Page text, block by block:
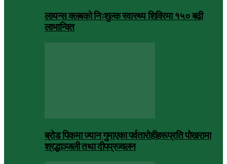
लायन्स क्लबको निःशुल्क स्वास्थ्य शिविरमा १५० बढी
लाभान्वित
ब्रोड पिकमा ज्यान गुमाएका पर्वतारोहीहरूप्रति पोखरामा
श्रद्धाञ्जली तथा दीपप्रज्वलन